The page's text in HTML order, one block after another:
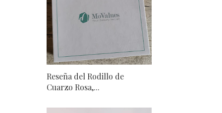
Reseña del Rodillo de
Cuarzo Rosa,...